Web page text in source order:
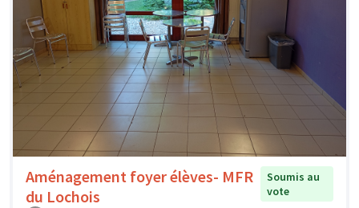
Aménagement foyer élèves- MFR
du Lochois
Soumis au
vote